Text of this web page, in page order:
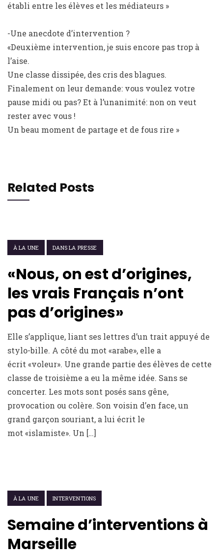
établi entre les élèves et les médiateurs »
-Une anecdote d’intervention ?
«Deuxième intervention, je suis encore pas trop à
l’aise.
Une classe dissipée, des cris des blagues.
Finalement on leur demande: vous voulez votre
pause midi ou pas? Et à l’unanimité: non on veut
rester avec vous !
Un beau moment de partage et de fous rire »
Related Posts
À LA UNE DANS LA PRESSE
«Nous, on est d’origines,
les vrais Français n’ont
pas d’origines»
Elle s’applique, liant ses lettres d’un trait appuyé de
stylo-bille. A côté du mot «arabe», elle a
écrit «voleur». Une grande partie des élèves de cette
classe de troisième a eu la même idée. Sans se
concerter. Les mots sont posés sans gêne,
provocation ou colère. Son voisin d’en face, un
grand garçon souriant, a lui écrit le
mot «islamiste». Un […]
À LA UNE INTERVENTIONS
Semaine d’interventions à
Marseille